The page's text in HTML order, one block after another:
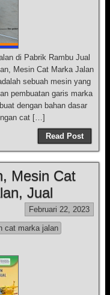
di Pabrik Rambu Jual
Mesin Cat Marka Jalan
sebuah mesin yang
pembuatan garis marka
dengan bahan dasar
cat […]
Read Post
Mesin Cat
Jual
Februari 22, 2023
cat marka jalan